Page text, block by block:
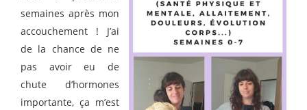
semaines après mon
accouchement ! J’ai
de la chance de ne
pas avoir eu de
chute d’hormones
importante, ça m’est